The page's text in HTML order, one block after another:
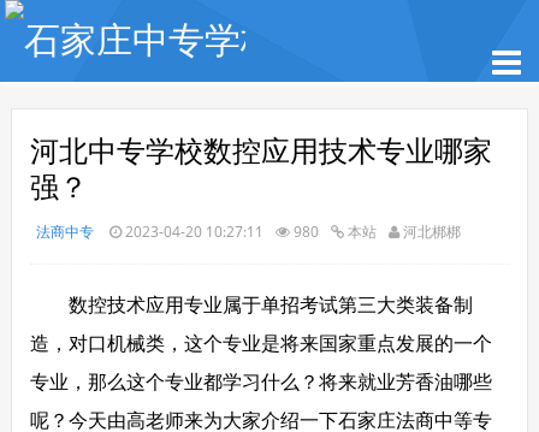
河北中专学校数控应用技术专业哪家
强？
法商中专 2023-04-20 10:27:11 980 本站 河北梆梆
数控技术应用专业属于单招考试第三大类装备制
造，对口机械类，这个专业是将来国家重点发展的一个
专业，那么这个专业都学习什么？将来就业芳香油哪些
呢？ 今天由高老师来为大家介绍一下石家庄法商中等专